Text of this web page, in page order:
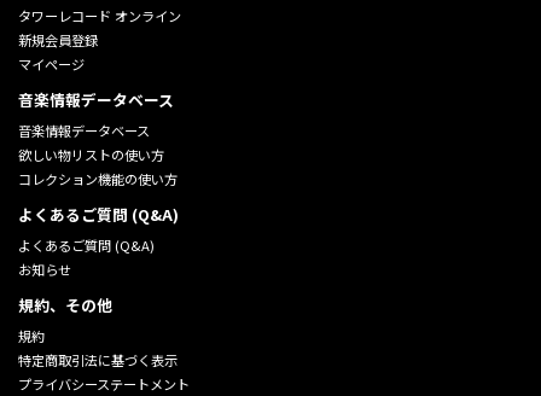
タワーレコード オンライン
新規会員登録
マイページ
音楽情報データベース
音楽情報データベース
欲しい物リストの使い方
コレクション機能の使い方
よくあるご質問 (Q&A)
よくあるご質問 (Q&A)
お知らせ
規約、その他
規約
特定商取引法に基づく表示
プライバシーステートメント